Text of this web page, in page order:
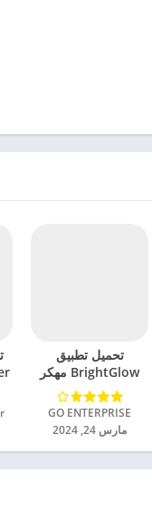
تحميل تطبيق
BrightGlow مهكر
للاندرويد 2024
GO ENTERPRISE‏
مارس 24, 2024